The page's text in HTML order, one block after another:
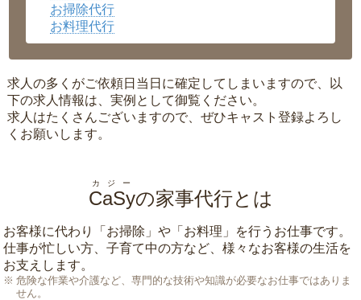
お掃除代行
お料理代行
求人の多くがご依頼日当日に確定してしまいますので、以
下の求人情報は、実例として御覧ください。
求人はたくさんございますので、ぜひキャスト登録よろし
くお願いします。
CaSy
カジー
の家事代行とは
お客様に代わり「 お掃除 」や「 お料理 」を行うお仕事です。
仕事が忙しい方、子育て中の方など、様々なお客様の生活を
お支えします。
危険な作業や介護など、専門的な技術や知識が必要なお仕事ではありま
せん。